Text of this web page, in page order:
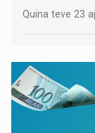
Quina teve 23